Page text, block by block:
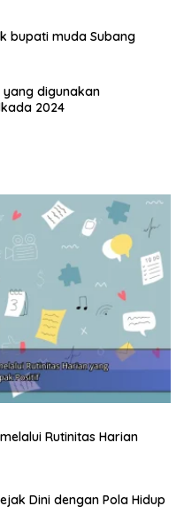
bupati muda Subang
yang digunakan
2024
Rutinitas Harian
Dini dengan Pola Hidup